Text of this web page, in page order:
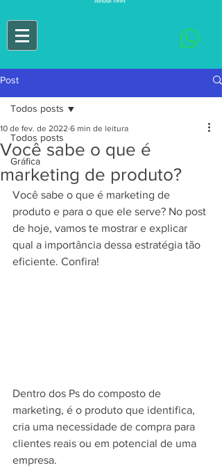
Post
Todos posts
Gráfica
Todos posts
Você sabe o que é
marketing de produto?
10 de fev. de 2022 6 min de leitura
Você sabe o que é marketing de
produto e para o que ele serve? No post
de hoje, vamos te mostrar e explicar
qual a importância dessa estratégia tão
eficiente. Confira!
Dentro dos Ps do composto de
marketing, é o produto que identifica,
cria uma necessidade de compra para
clientes reais ou em potencial de uma
empresa.